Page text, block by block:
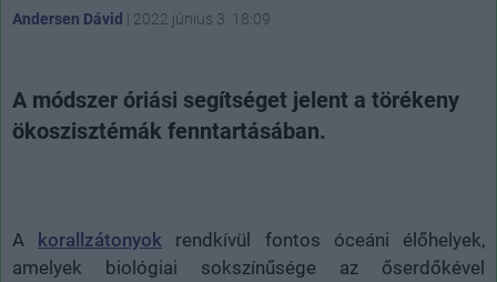
Andersen Dávid | 2022 június 3. 18:09
A módszer óriási segítséget jelent a törékeny
ökoszisztémák fenntartásában.
A korallzátonyok rendkívül fontos óceáni élőhelyek,
amelyek biológiai sokszínűsége az őserdőkével